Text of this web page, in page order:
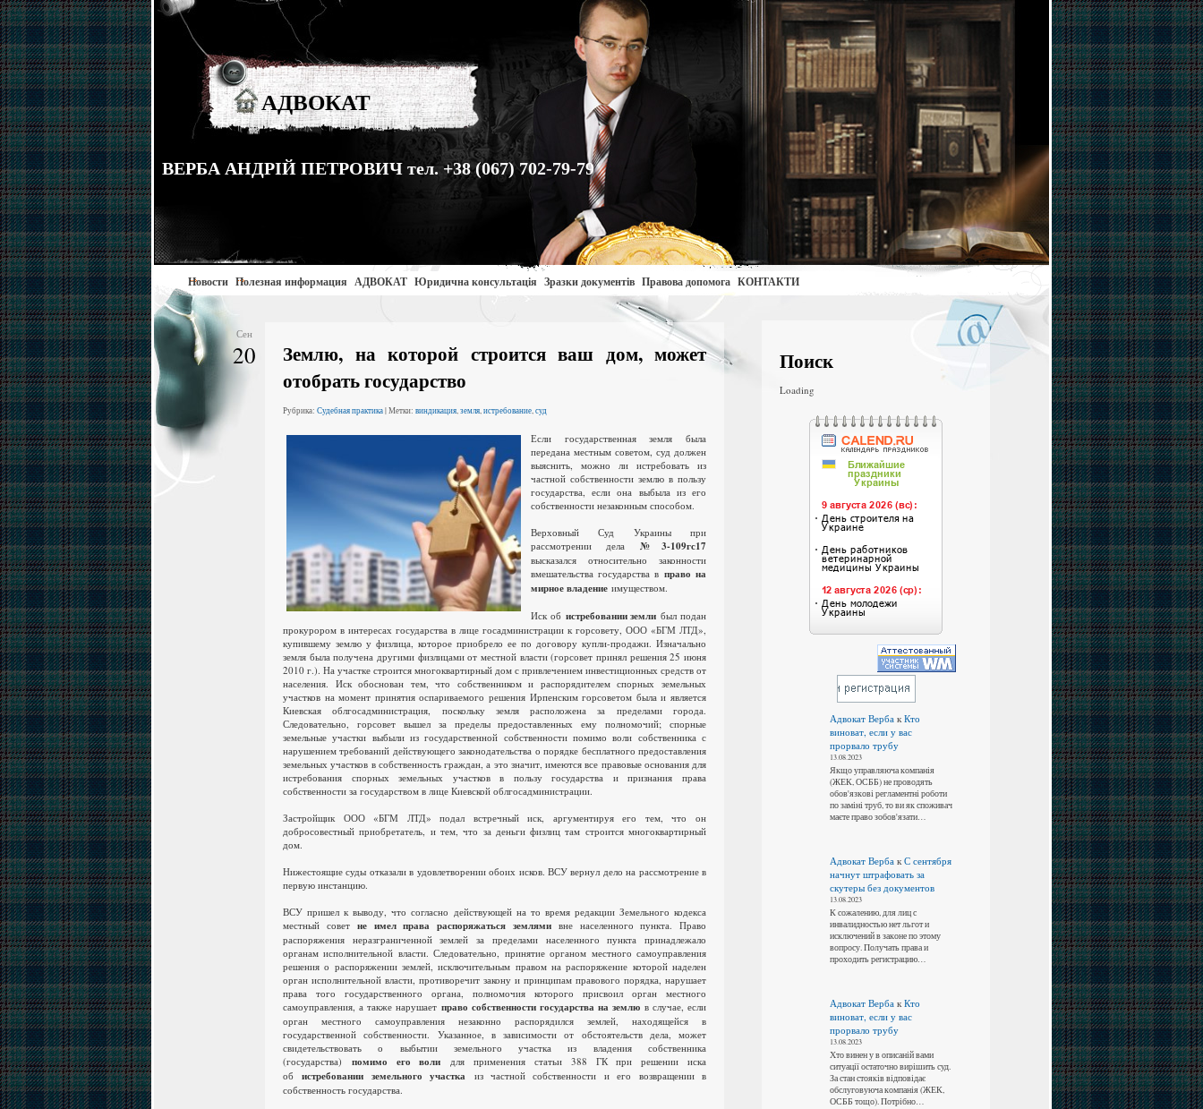
АДВОКАТ
ВЕРБА АНДРІЙ ПЕТРОВИЧ тел. +38 (067) 702-79-79
Новости Полезная информация АДВОКАТ Юридична консультація Зразки документів Правова допомога КОНТАКТИ
Сен
20
Землю, на которой строится ваш дом, может
отобрать государство
Рубрика: Судебная практика| Метки: виндикация,земля,истребование,суд
Если государственная земля была
передана местным советом, суд должен
выяснить, можно ли истребовать из
частной собственности землю в пользу
государства, если она выбыла из его
собственности незаконным способом.
Верховный Суд Украины при
рассмотрении дела №3-109гс17
высказался относительно законности
вмешательства государства в право на
мирное владение имуществом.
Иск об истребовании земли был подан
прокурором в интересах государства в лице госадминистрации к горсовету, ООО «БГМ ЛТД»,
купившему землю у физлица, которое приобрело ее по договору купли-продажи. Изначально
земля была получена другими физлицами от местной власти (горсовет принял решения 25 июня
2010 г.). На участке строится многоквартирный дом с привлечением инвестиционных средств от
населения. Иск обоснован тем, что собственником и распорядителем спорных земельных
участков на момент принятия оспариваемого решения Ирпенским горсоветом была и является
Киевская облгосадминистрация, поскольку земля расположена за пределами города.
Следовательно, горсовет вышел за пределы предоставленных ему полномочий; спорные
земельные участки выбыли из государственной собственности помимо воли собственника с
нарушением требований действующего законодательства о порядке бесплатного предоставления
земельных участков в собственность граждан, а это значит, имеются все правовые основания для
истребования спорных земельных участков в пользу государства и признания права
собственности за государством в лице Киевской облгосадминистрации.
Застройщик ООО «БГМ ЛТД» подал встречный иск, аргументируя его тем, что он
добросовестный приобретатель, и тем, что за деньги физлиц там строится многоквартирный
дом.
Нижестоящие суды отказали в удовлетворении обоих исков. ВСУ вернул дело на рассмотрение в
первую инстанцию.
ВСУ пришел к выводу, что согласно действующей на то время редакции Земельного кодекса
местный советне имел права распоряжаться землямивне населенного пункта. Право
распоряжения неразграниченной землей за пределами населенного пункта принадлежало
органам исполнительной власти. Следовательно, принятие органом местного самоуправления
решения о распоряжении землей, исключительным правом на распоряжение которой наделен
орган исполнительной власти, противоречит закону и принципам правового порядка, нарушает
права того государственного органа, полномочия которого присвоил орган местного
самоуправления, а также нарушает право собственности государства на землю в случае, если
орган местного самоуправления незаконно распорядился землей, находящейся в
государственной собственности. Указанное, в зависимости от обстоятельств дела, может
свидетельствовать о выбытии земельного участка из владения собственника
(государства) помимо его волидля применения статьи 388 ГК при решении иска
обистребовании земельного участка из частной собственности и его возвращении в
собственность государства.
Поиск
Loading
Адвокат ВербакКто
виноват, если у вас
прорвало трубу
13.08.2023
Якщо управляюча компанія
(ЖЕК, ОСББ) не проводять
обов'язкові регламентні роботи
по заміні труб, то ви як споживач
маєте право зобов'язати…
Адвокат Вербак С сентября
начнут штрафовать за
скутеры без документов
13.08.2023
К сожалению, для лиц с
инвалидностью нет льгот и
исключений в законе по этому
вопросу. Получать права и
проходить регистрацию…
Адвокат Вербак Кто
виноват, если у вас
прорвало трубу
13.08.2023
Хто винен у в описаній вами
ситуації остаточно вирішить суд.
За стан стояків відповідає
обслуговуюча компанія (ЖЕК,
ОСББ тощо). Потрібно…